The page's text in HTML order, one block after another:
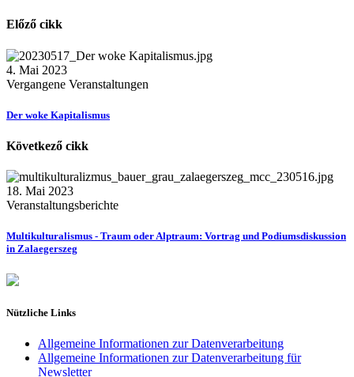
Előző cikk
4. Mai 2023
Vergangene Veranstaltungen
Der woke Kapitalismus
Következő cikk
18. Mai 2023
Veranstaltungsberichte
Multikulturalismus - Traum oder Alptraum: Vortrag und Podiumsdiskussion
in Zalaegerszeg
Nützliche Links
Allgemeine Informationen zur Datenverarbeitung
Allgemeine Informationen zur Datenverarbeitung für
Newsletter